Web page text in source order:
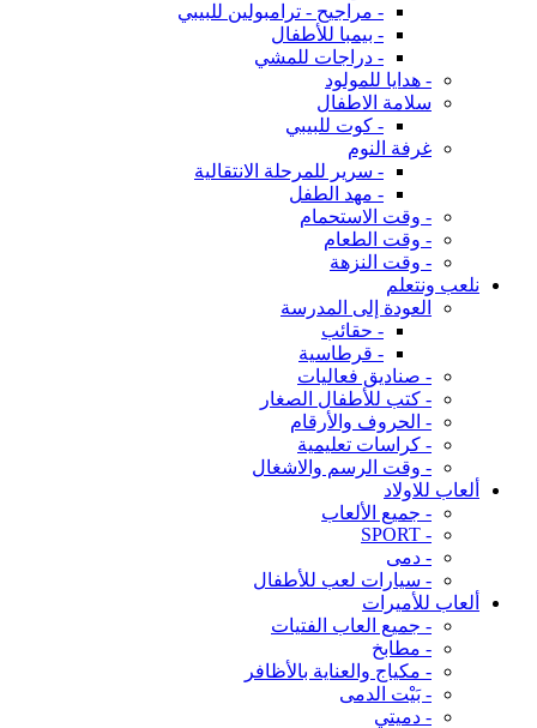
- مراجيح - ترامبولين للبيبي
- بيمبا للأطفال
- دراجات للمشي
- هدايا للمولود
سلامة الاطفال
- كوت للبيبي
غرفة النوم
- سرير للمرحلة الانتقالية
- مهد الطفل
- وقت الاستحمام
- وقت الطعام
- وقت النزهة
نلعب ونتعلم
العودة إلى المدرسة
- حقائب
- قرطاسية
- صناديق فعاليات
- كتب للأطفال الصغار
- الحروف والأرقام
- كراسات تعليمية
- وقت الرسم والاشغال
ألعاب للاولاد
- جميع الألعاب
- SPORT
- دمى
- سيارات لعب للأطفال
ألعاب للأميرات
- جميع العاب الفتيات
- مطابخ
- مكياج والعناية بالأظافر
- بَيْت الدمى
- دميتي